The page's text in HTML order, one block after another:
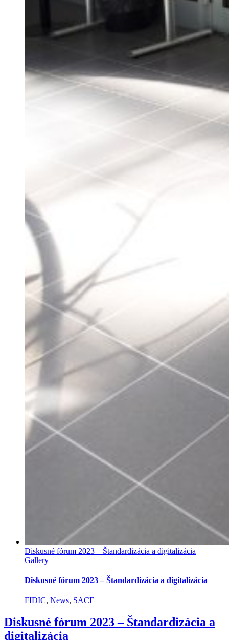
Diskusné fórum 2023 – Štandardizácia a digitalizácia
Gallery
Diskusné fórum 2023 – Štandardizácia a digitalizácia
FIDIC, News, SACE
Diskusné fórum 2023 – Štandardizácia a
digitalizácia